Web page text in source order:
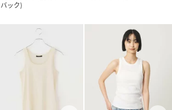
バック)